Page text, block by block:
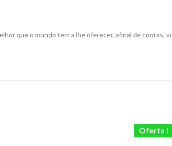
que o mundo tem a lhe oferecer, afinal de contas,
Oferta !